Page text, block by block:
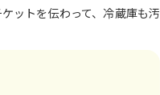
ットを伝わって、冷蔵庫も汚